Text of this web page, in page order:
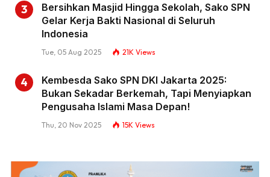
Bersihkan Masjid Hingga Sekolah, Sako SPN
Gelar Kerja Bakti Nasional di Seluruh
Indonesia
Tue, 05 Aug 2025 21K Views
Kembesda Sako SPN DKI Jakarta 2025:
Bukan Sekadar Berkemah, Tapi Menyiapkan
Pengusaha Islami Masa Depan!
Thu, 20 Nov 2025 15K Views